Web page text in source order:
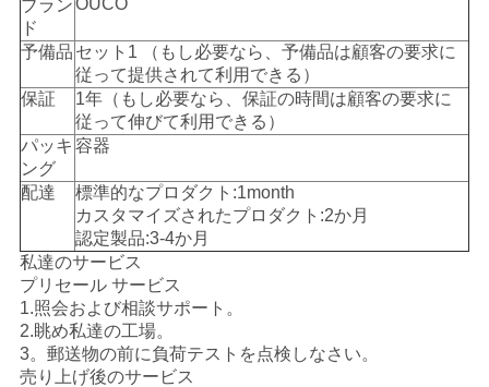
ブラン
ド
予備品 セット1 （もし必要なら、予備品は顧客の要求に
従って提供されて利用できる）
保証
1年（もし必要なら、保証の時間は顧客の要求に
従って伸びて利用できる）
パッキ
ング
容器
配達
標準的なプロダクト:1month
カスタマイズされたプロダクト:2か月
認定製品:3-4か月
私達のサービス
プリセール サービス
1.照会および相談サポート。
2.眺め私達の工場。
3。郵送物の前に負荷テストを点検しなさい。
売り上げ後のサービス